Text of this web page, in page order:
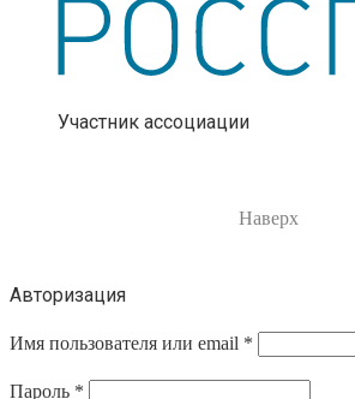
Участник ассоциации
Наверх
Авторизация
Имя пользователя или email *
Пароль *